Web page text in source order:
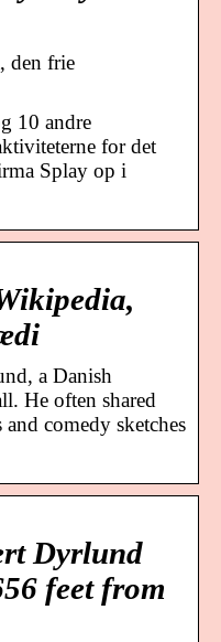
den frie
10 andre
for det
Splay op i
a Danish
He often shared
comedy sketches
Dyrlund
feet from